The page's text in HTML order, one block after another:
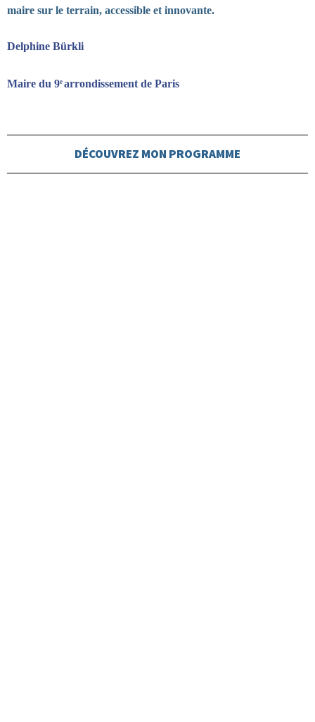
maire sur le terrain, accessible et innovante.
Delphine Bürkli
Maire du 9e arrondissement de Paris
DÉCOUVREZ MON PROGRAMME